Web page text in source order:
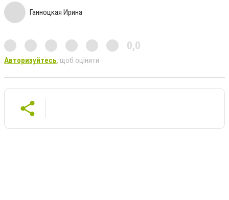
Ганноцкая Ирина
0,0
Авторизуйтесь, щоб оцінити